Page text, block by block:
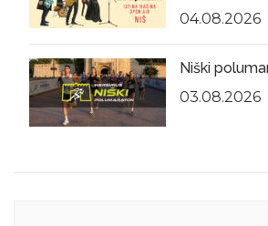
04.08.2026
Niški
03.08.2026